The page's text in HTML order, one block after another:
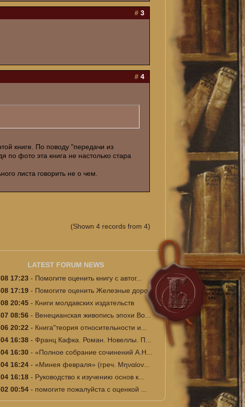
# 3
# 4
книге. По поводу "передачи из
по фото эта книга не настолько стара
листа говорить не о чем.
(Shown 4 records from 4)
LATEST FORUM NEWS
17:23- Помогите оценить книгу с автог...
17:19- Помогите оценить Железные доро...
20:45- Книги молдавских издательств
08:56- Венецианская живопись эпохи Во...
20:22 - Книга"теория относительности и...
16:38- Франц Кафка. Роман. Новеллы. П...
16:30- «Полное собрание сочинений А.Н...
16:24- «Минея февраля» (греч. Μηναίον...
16:18- Руководство к изучению основ к...
00:54- помогите пожалуйста с оценкой ...